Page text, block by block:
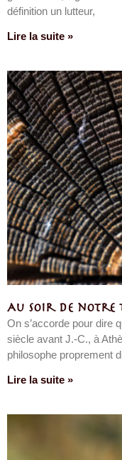
définition un lutteur,
Lire la suite »
Au soir de
On s’accorde pour dire
siècle avant J.-C., à
philosophe proprement
Lire la suite »